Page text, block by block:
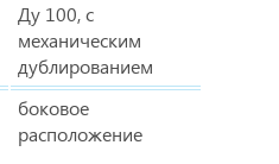
Ду 100, с
механическим
дублированием
боковое
расположение